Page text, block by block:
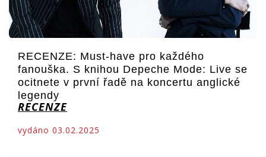
RECENZE: Must-have pro každého
fanouška. S knihou Depeche Mode: Live se
ocitnete v první řadě na koncertu anglické
legendy
RECENZE
vydáno 03.02.2025